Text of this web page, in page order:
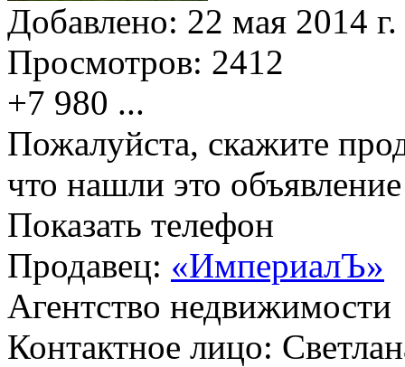
Добавлено: 22 мая 2014 г.
Просмотров: 2412
+7 980 ...
Пожалуйста, скажите
что нашли это
Показать телефон
Продавец: «ИмпериалЪ»
Агентство недвижимости
Контактное лицо: